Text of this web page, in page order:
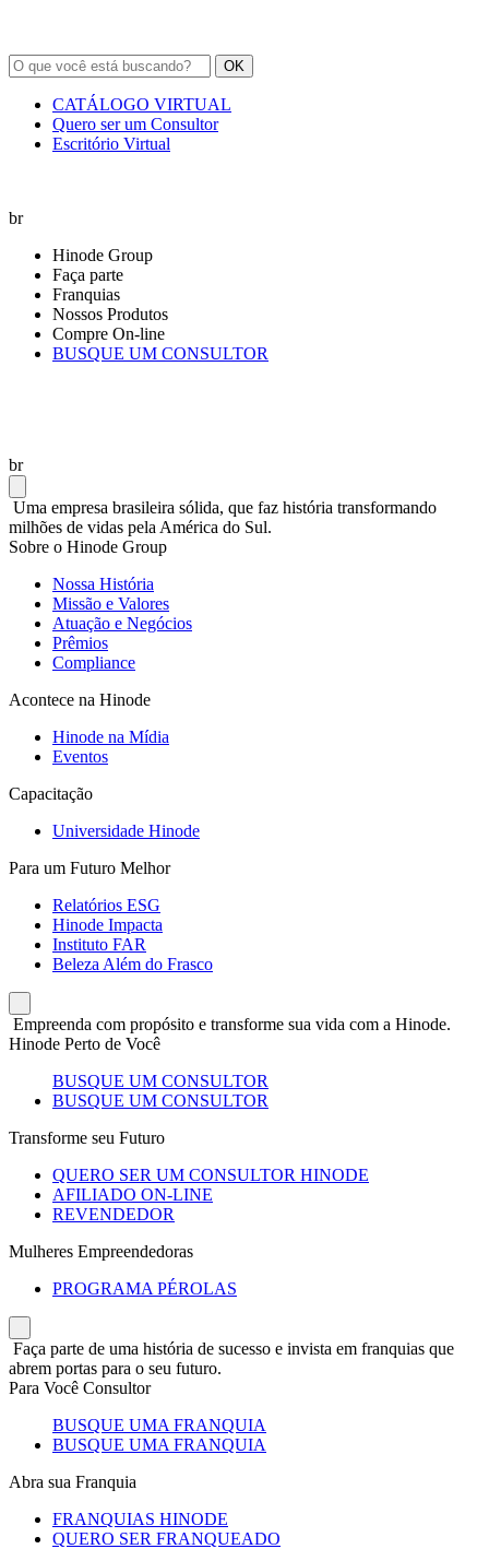
OK
CATÁLOGO VIRTUAL
Quero ser um Consultor
Escritório Virtual
br
Hinode Group
Faça parte
Franquias
Nossos Produtos
Compre On-line
BUSQUE UM CONSULTOR
br
Uma empresa brasileira sólida, que faz história transformando
milhões de vidas pela América do Sul.
Sobre o Hinode Group
Nossa História
Missão e Valores
Atuação e Negócios
Prêmios
Compliance
Acontece na Hinode
Hinode na Mídia
Eventos
Capacitação
Universidade Hinode
Para um Futuro Melhor
Relatórios ESG
Hinode Impacta
Instituto FAR
Beleza Além do Frasco
Empreenda com propósito e transforme sua vida com a Hinode.
Hinode Perto de Você
BUSQUE UM CONSULTOR
BUSQUE UM CONSULTOR
Transforme seu Futuro
QUERO SER UM CONSULTOR HINODE
AFILIADO ON-LINE
REVENDEDOR
Mulheres Empreendedoras
PROGRAMA PÉROLAS
Faça parte de uma história de sucesso e invista em franquias que
abrem portas para o seu futuro.
Para Você Consultor
BUSQUE UMA FRANQUIA
BUSQUE UMA FRANQUIA
Abra sua Franquia
FRANQUIAS HINODE
QUERO SER FRANQUEADO